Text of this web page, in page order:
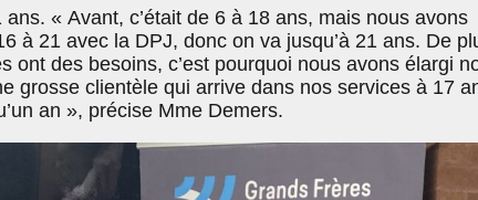
« Avant, c’était de 6 à 18 ans, mais nous avons
à 21 avec la DPJ, donc on va jusqu’à 21 ans. De
ont des besoins, c’est pourquoi nous avons élargi
grosse clientèle qui arrive dans nos services à 17
an », précise Mme Demers.